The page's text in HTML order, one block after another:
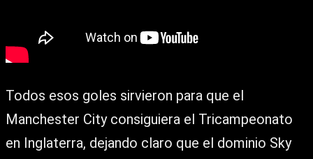
Todos esos goles sirvieron para que el
Manchester City consiguiera el Tricampeonato
en Inglaterra, dejando claro que el dominio Sky